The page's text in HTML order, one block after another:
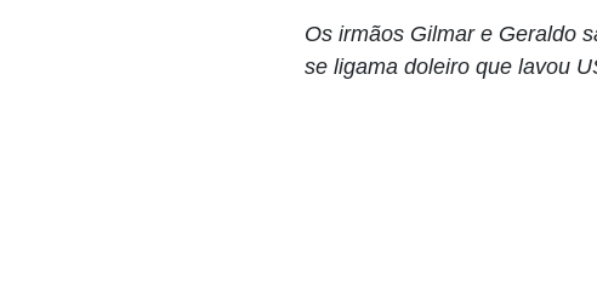
Os irmãos Gilmar e Geraldo
se ligama doleiro que lavou